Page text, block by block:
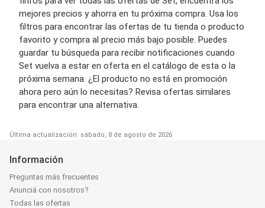
mejores precios y ahorra en tu próxima compra. Usa los
filtros para encontrar las ofertas de tu tienda o producto
favorito y compra al precio más bajo posible. Puedes
guardar tu búsqueda para recibir notificaciones cuando
Set vuelva a estar en oferta en el catálogo de esta o la
próxima semana. ¿El producto no está en promoción
ahora pero aún lo necesitas? Revisa ofertas similares
para encontrar una alternativa.
Última actualización: sábado, 8 de agosto de 2026
Información
Preguntas más frecuentes
Anunciá con nosotros?
Todas las ofertas